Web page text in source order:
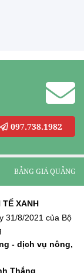
097.738.1982
BẢNG GIÁ QUẢNG
TẾ XANH
31/8/2021 của Bộ
- dịch vụ nông,
Thắng